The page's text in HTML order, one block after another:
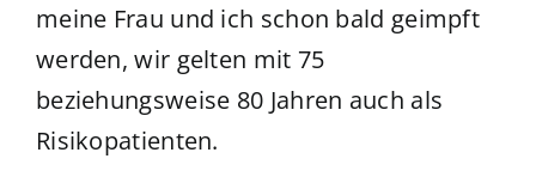
meine Frau und ich schon bald geimpft
werden, wir gelten mit 75
beziehungsweise 80 Jahren auch als
Risikopatienten.